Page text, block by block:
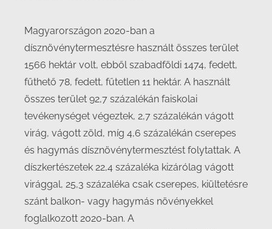
Magyarországon 2020-ban a
dísznövénytermesztésre használt összes terület
1566 hektár volt, ebből szabadföldi 1474, fedett,
fűthető 78, fedett, fűtetlen 11 hektár. A használt
összes terület 92,7 százalékán faiskolai
tevékenységet végeztek, 2,7 százalékán vágott
virág, vágott zöld, míg 4,6 százalékán cserepes
és hagymás dísznövénytermesztést folytattak. A
díszkertészetek 22,4 százaléka kizárólag vágott
virággal, 25,3 százaléka csak cserepes, kiültetésre
szánt balkon- vagy hagymás növényekkel
foglalkozott 2020-ban. A